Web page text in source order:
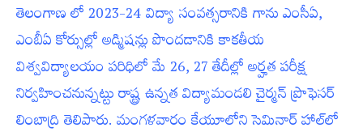
తెలంగాణ లో 2023-24 విద్యా సంవత్సరానికి గాను ఎంసీఏ,
ఎంబీఏ కోర్సుల్లో అడ్మిషన్లు పొందడానికి కాకతీయ
విశ్వవిద్యాలయం పరిధిలో మే 26, 27 తేదీల్లో అర్హత పరీక్ష
నిర్వహించనున్నట్టు రాష్ట్ర ఉన్నత విద్యామండలి చైర్మన్‌ ప్రొఫెసర్‌
లింబాద్రి తెలిపారు. మంగళవారం కేయూలోని సెమినార్‌ హాల్‌లో